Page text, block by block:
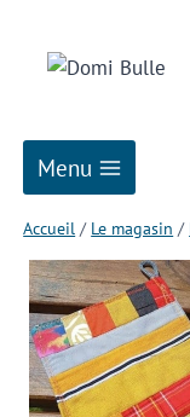
Menu
Accueil / Le magasin /